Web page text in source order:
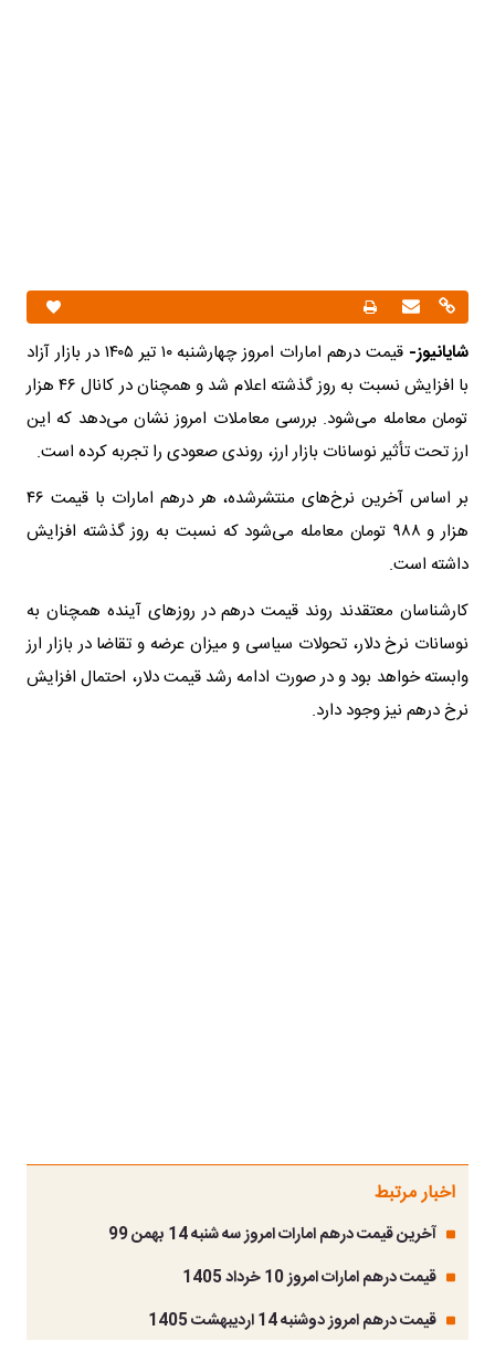
شایانیوز-
قیمت درهم امارات امروز چهارشنبه ۱۰ تیر ۱۴۰۵ در بازار آزاد
با افزایش نسبت به روز گذشته اعلام شد و همچنان در کانال ۴۶ هزار
تومان معامله می‌شود. بررسی معاملات امروز نشان می‌دهد که این
ارز تحت تأثیر نوسانات بازار ارز، روندی صعودی را تجربه کرده است.
بر اساس آخرین نرخ‌های منتشرشده، هر درهم امارات با قیمت ۴۶
هزار و ۹۸۸ تومان معامله می‌شود که نسبت به روز گذشته افزایش
داشته است.
کارشناسان معتقدند روند قیمت درهم در روزهای آینده همچنان به
نوسانات نرخ دلار، تحولات سیاسی و میزان عرضه و تقاضا در بازار ارز
وابسته خواهد بود و در صورت ادامه رشد قیمت دلار، احتمال افزایش
نرخ درهم نیز وجود دارد.
اخبار مرتبط
آخرین قیمت درهم امارات امروز سه شنبه 14 بهمن 99
قیمت درهم امارات امروز 10 خرداد 1405
قیمت درهم امروز دوشنبه 14 اردیبهشت 1405